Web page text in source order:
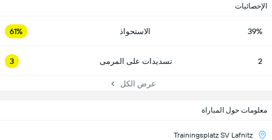
الإحصائيات
39% الاستحواذ 61%
2 تسديدات على المرمى 3
عرض الكل
معلومات حول المباراة
Trainingsplatz SV Lafnitz